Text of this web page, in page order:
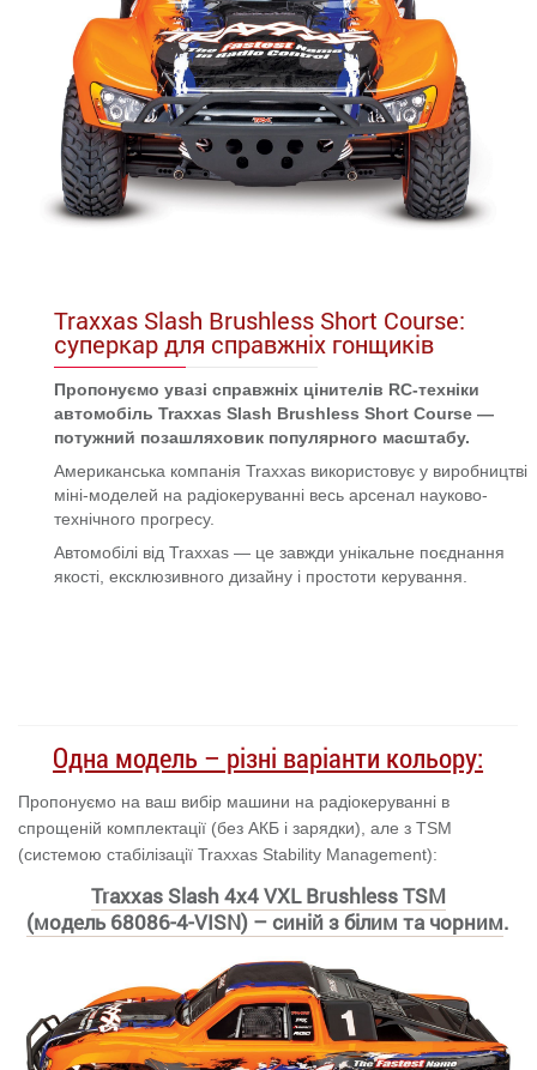
Traxxas Slash Brushless Short Course:
суперкар для справжніх гонщиків
Пропонуємо увазі справжніх цінителів RC-техніки
автомобіль Traxxas Slash Brushless Short Course —
потужний позашляховик популярного масштабу.
Американська компанія Traxxas використовує у виробництві
міні-моделей на радіокеруванні весь арсенал науково-
технічного прогресу.
Автомобілі від Traxxas — це завжди унікальне поєднання
якості, ексклюзивного дизайну і простоти керування.
Одна модель – різні варіанти кольору:
Пропонуємо на ваш вибір машини на радіокеруванні в
спрощеній комплектації (без АКБ і зарядки), але з TSM
(системою стабілізації Traxxas Stability Management):
Traxxas Slash 4x4 VXL Brushless TSM
(модель 68086-4-VISN) –синійз білим та чорним.